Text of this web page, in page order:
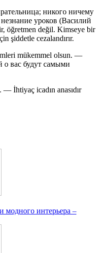
никого ничему
уроков (Василий
öğretmen değil. Kimseye bir
şiddetle cezalandırır.
mükemmel olsun. —
о вас будут самыми
İhtiyaç icadın anasıdır
модного интерьера –